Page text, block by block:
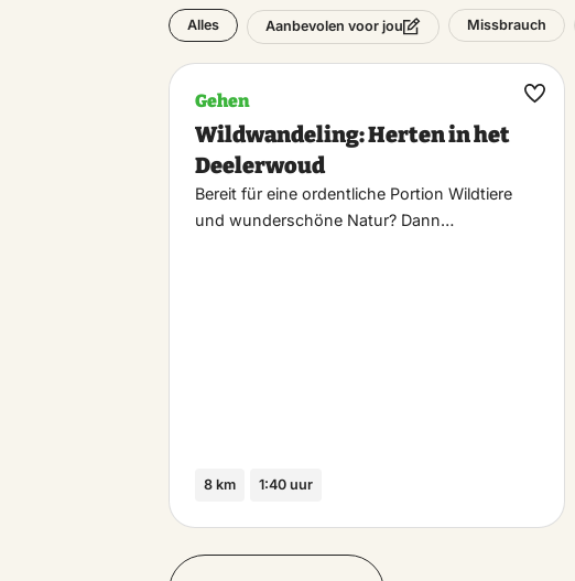
Alles Aanbevolen voor jou Missbrauch
Gehen
Wildwandeling: Herten in het
Deelerwoud
Bereit für eine ordentliche Portion Wildtiere
und wunderschöne Natur? Dann…
8 km 1:40 uur
Maak